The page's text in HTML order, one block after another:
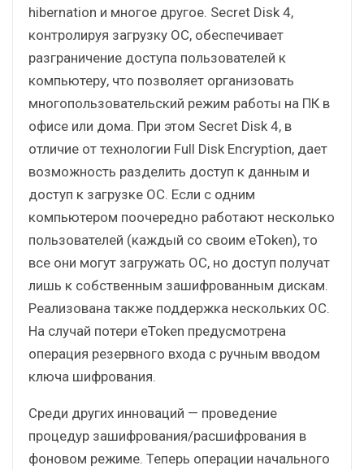
hibernation и многое другое. Secret Disk 4,
контролируя загрузку ОС, обеспечивает
разграничение доступа пользователей к
компьютеру, что позволяет организовать
многопользовательский режим работы на ПК в
офисе или дома. При этом Secret Disk 4, в
отличие от технологии Full Disk Encryption, дает
возможность разделить доступ к данным и
доступ к загрузке ОС. Если с одним
компьютером поочередно работают несколько
пользователей (каждый со своим eToken), то
все они могут загружать ОС, но доступ получат
лишь к собственным зашифрованным дискам.
Реализована также поддержка нескольких ОС.
На случай потери eToken предусмотрена
операция резервного входа с ручным вводом
ключа шифрования.
Среди других инноваций — проведение
процедур зашифрования/расшифрования в
фоновом режиме. Теперь операции начального